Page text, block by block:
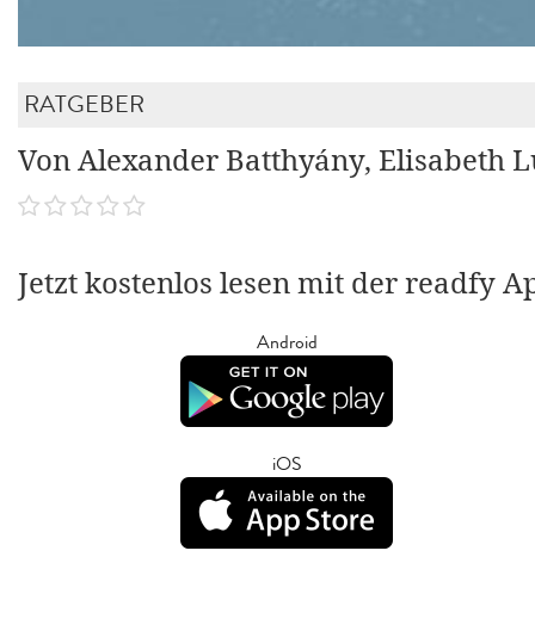
RATGEBER
Von Alexander Batthyány, Elisabeth
Jetzt kostenlos lesen mit der readfy
Android
iOS